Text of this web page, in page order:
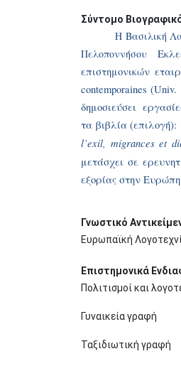
Σύντομο
Η Βασιλική
Πελοποννήσου
επιστημονικών
contemporaines
δημοσιεύσει
τα βιβλία (επιλογή):
l’exil, migrances et
μετάσχει σε
εξορίας στην
Γνωστικό
Ευρωπαϊκή
Επιστημονικά
Πολιτισμοί και
Γυναικεία γραφή
Ταξιδιωτική γραφή